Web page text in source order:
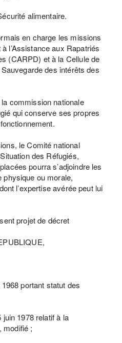
alimentaire.
en charge les missions
l’Assistance aux Rapatriés
(CARPD) et à la Cellule de
des intérêts des
commission nationale
qui conserve ses propres
le Comité national
des Réfugiés,
pourra s’adjoindre les
ou morale,
l’expertise avérée peut lui
projet de décret
portant statut des
juin 1978 relatif à la
modifié ;